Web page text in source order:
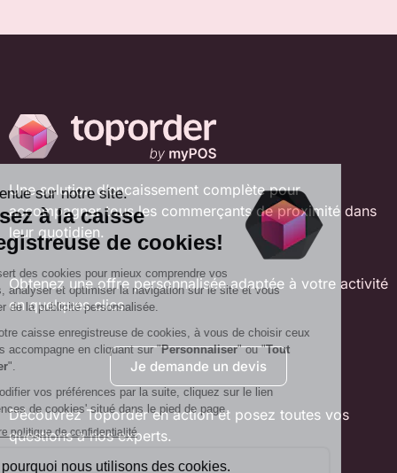
Une solution d’encaissement complète pour
accompagner tous les commerçants de proximité dans
leur quotidien.
Obtenez une offre personnalisée adaptée à votre activité
en quelques clics
Je demande un devis
Découvrez Toporder en action et posez toutes vos
questions à nos experts.